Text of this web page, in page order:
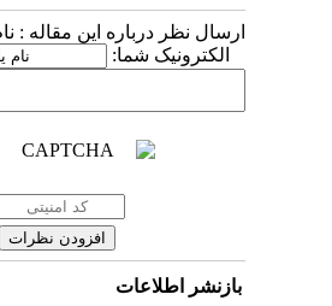
ارسال نظر درباره این مقاله :
الکترونیک شما:
بازنشر اطلاعات